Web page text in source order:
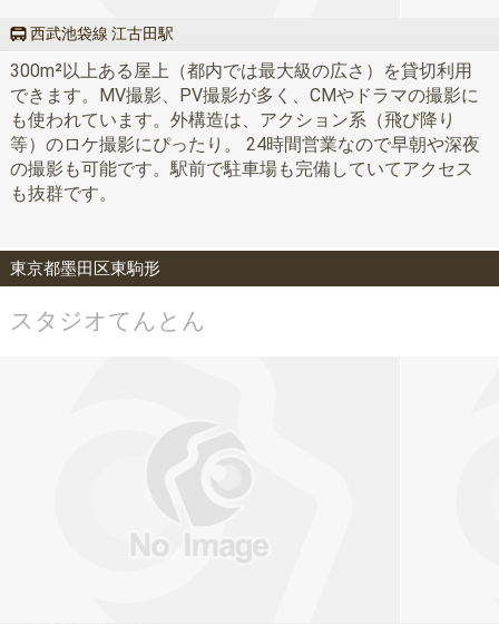
西武池袋線 江古田駅
300m²以上ある屋上（都内では最大級の広さ）を貸切利用
できます。MV撮影、PV撮影が多く、CMやドラマの撮影に
も使われています。外構造は、アクション系（飛び降り
等）のロケ撮影にぴったり。 24時間営業なので早朝や深夜
の撮影も可能です。駅前で駐車場も完備していてアクセス
も抜群です。
東京都墨田区東駒形
スタジオてんとん